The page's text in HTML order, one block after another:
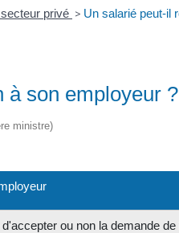
privé > Un salarié peut-il
à son employeur ?
ministre)
ou non la demande